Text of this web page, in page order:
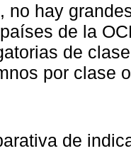
no hay
de la
de
por clase
de